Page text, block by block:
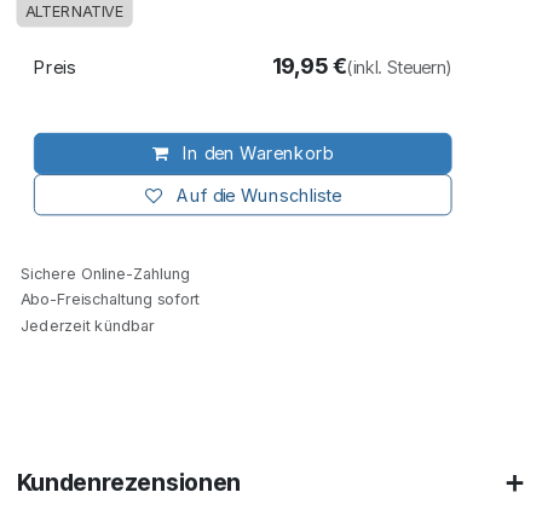
ALTERNATIVE
In den Warenkorb
Auf die Wunschliste
Preis 19,95€(inkl. Steuern)
Sichere Online-Zahlung
Abo-Freischaltung sofort
Jederzeit kündbar
Kundenrezensionen